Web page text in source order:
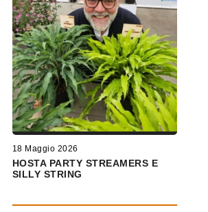
18 Maggio 2026
HOSTA PARTY STREAMERS E
SILLY STRING